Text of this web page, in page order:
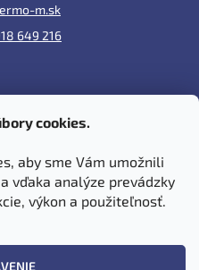
cookies.
aby sme Vám umožnili
vďaka analýze prevádzky
výkon a použiteľnosť.
m.sk
649 216
platby